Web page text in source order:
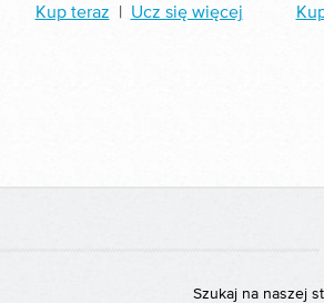
Kup teraz | Ucz się więcej
Szukaj na naszej